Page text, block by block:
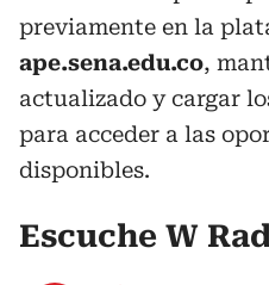
previamente en la
ape.sena.edu.co,
actualizado y cargar
para acceder a las
disponibles.
Escuche W